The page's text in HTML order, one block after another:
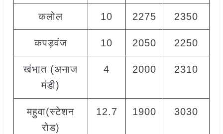
कलोल 10 2275 2350
कपड़वंज 10 2050 2250
खंभात (अनाज
मंडी)
4 2000 2310
महुवा(स्टेशन
रोड)
12.7 1900 3030